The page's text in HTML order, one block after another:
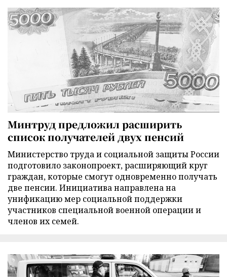
Минтруд предложил расширить
список получателей двух пенсий
Министерство труда и социальной защиты России
подготовило законопроект, расширяющий круг
граждан, которые смогут одновременно получать
две пенсии. Инициатива направлена на
унификацию мер социальной поддержки
участников специальной военной операции и
членов их семей.